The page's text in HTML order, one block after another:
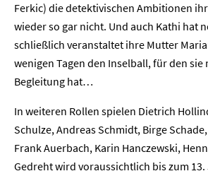
Ferkic) die detektivischen Ambitionen
wieder so gar nicht. Und auch Kathi hat
schließlich veranstaltet ihre Mutter
wenigen Tagen den Inselball, für den sie
Begleitung hat…
In weiteren Rollen spielen Dietrich
Schulze, Andreas Schmidt, Birge
Frank Auerbach, Karin Hanczewski,
Gedreht wird voraussichtlich bis zum 13.
Home